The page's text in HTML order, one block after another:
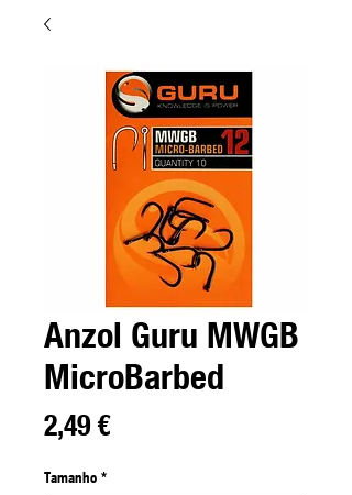
Anzol Guru MWGB
MicroBarbed
2,49 €Precio
Tamanho *